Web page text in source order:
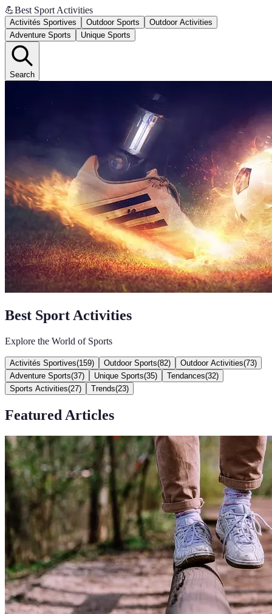
💪Best Sport Activities
Activités Sportives Outdoor Sports
Outdoor Activities
Adventure Sports
Unique Sports
Search
Best Sport Activities
Explore the World of Sports
Activités Sportives(159) Outdoor Sports(82) Outdoor Activities(73)
Adventure Sports(37) Unique Sports(35) Tendances(32)
Sports Activities(27) Trends(23)
Featured Articles